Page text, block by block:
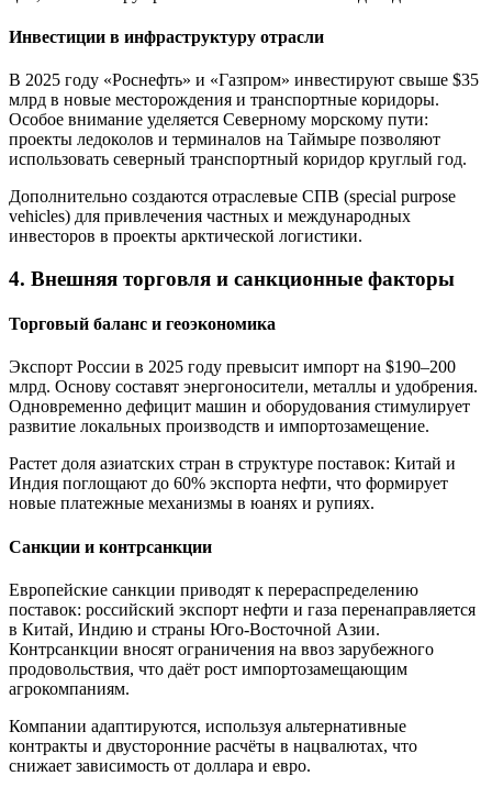
Инвестиции в инфраструктуру отрасли
В 2025 году «Роснефть» и «Газпром» инвестируют свыше $35
млрд в новые месторождения и транспортные коридоры.
Особое внимание уделяется Северному морскому пути:
проекты ледоколов и терминалов на Таймыре позволяют
использовать северный транспортный коридор круглый год.
Дополнительно создаются отраслевые СПВ (special purpose
vehicles) для привлечения частных и международных
инвесторов в проекты арктической логистики.
4. Внешняя торговля и санкционные факторы
Торговый баланс и геоэкономика
Экспорт России в 2025 году превысит импорт на $190–200
млрд. Основу составят энергоносители, металлы и удобрения.
Одновременно дефицит машин и оборудования стимулирует
развитие локальных производств и импортозамещение.
Растет доля азиатских стран в структуре поставок: Китай и
Индия поглощают до 60% экспорта нефти, что формирует
новые платежные механизмы в юанях и рупиях.
Санкции и контрсанкции
Европейские санкции приводят к перераспределению
поставок: российский экспорт нефти и газа перенаправляется
в Китай, Индию и страны Юго-Восточной Азии.
Контрсанкции вносят ограничения на ввоз зарубежного
продовольствия, что даёт рост импортозамещающим
агрокомпаниям.
Компании адаптируются, используя альтернативные
контракты и двусторонние расчёты в нацвалютах, что
снижает зависимость от доллара и евро.